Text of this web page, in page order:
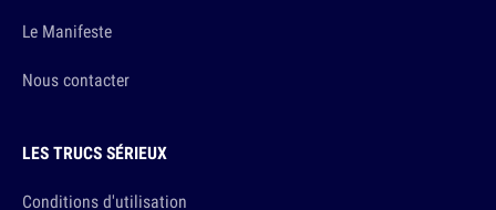
Le Manifeste
Nous contacter
LES TRUCS SÉRIEUX
Conditions d'utilisation